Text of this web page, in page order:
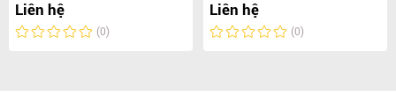
Liên hệ
(0)
Liên hệ
(0)